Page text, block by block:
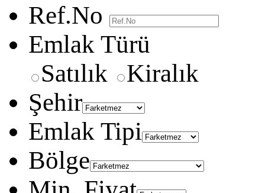
Ref.No
Emlak Türü
Satılık
Kiralık
Şehir
Emlak Tipi
Bölge